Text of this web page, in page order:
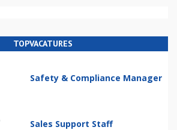
TOPVACATURES
Safety & Compliance Manager
Sales Support Staff